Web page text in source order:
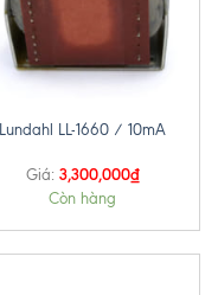
Lundahl LL-1660 / 10mA
Giá: 3,300,000₫
Còn hàng